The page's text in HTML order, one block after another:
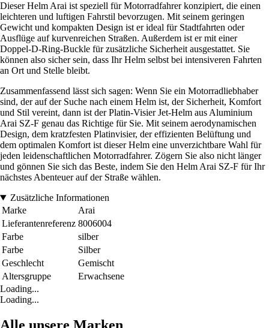
Dieser Helm Arai ist speziell für Motorradfahrer konzipiert, die einen
leichteren und luftigen Fahrstil bevorzugen. Mit seinem geringen
Gewicht und kompakten Design ist er ideal für Stadtfahrten oder
Ausflüge auf kurvenreichen Straßen. Außerdem ist er mit einer
Doppel-D-Ring-Buckle für zusätzliche Sicherheit ausgestattet. Sie
können also sicher sein, dass Ihr Helm selbst bei intensiveren Fahrten
an Ort und Stelle bleibt.
Zusammenfassend lässt sich sagen: Wenn Sie ein Motorradliebhaber
sind, der auf der Suche nach einem Helm ist, der Sicherheit, Komfort
und Stil vereint, dann ist der Platin-Visier Jet-Helm aus Aluminium
Arai SZ-F genau das Richtige für Sie. Mit seinem aerodynamischen
Design, dem kratzfesten Platinvisier, der effizienten Belüftung und
dem optimalen Komfort ist dieser Helm eine unverzichtbare Wahl für
jeden leidenschaftlichen Motorradfahrer. Zögern Sie also nicht länger
und gönnen Sie sich das Beste, indem Sie den Helm Arai SZ-F für Ihr
nächstes Abenteuer auf der Straße wählen.
Zusätzliche Informationen
Marke
Arai
Lieferantenreferenz 8006004
Farbe
silber
Farbe
Silber
Geschlecht
Gemischt
Altersgruppe
Erwachsene
Loading...
Loading...